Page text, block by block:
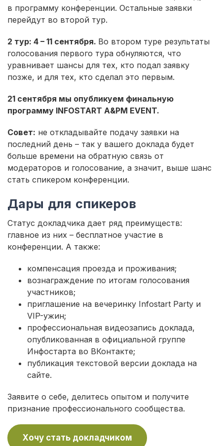
в программу конференции. Остальные заявки
перейдут во второй тур.
2 тур: 4 – 11 сентября. Во втором туре результаты
голосования первого тура обнуляются, что
уравнивает шансы для тех, кто подал заявку
позже, и для тех, кто сделал это первым.
21 сентября мы опубликуем финальную
программу INFOSTART A&PM EVENT.
Совет: не откладывайте подачу заявки на
последний день – так у вашего доклада будет
больше времени на обратную связь от
модераторов и голосование, а значит, выше шанс
стать спикером конференции.
Дары для спикеров
Статус докладчика дает ряд преимуществ:
главное из них – бесплатное участие в
конференции. А также:
компенсация проезда и проживания;
вознаграждение по итогам голосования
участников;
приглашение на вечеринку Infostart Party и
VIP-ужин;
профессиональная видеозапись доклада,
опубликованная в официальной группе
Инфостарта во ВКонтакте;
публикация текстовой версии доклада на
сайте.
Заявите о себе, делитесь опытом и получите
признание профессионального сообщества.
Хочу стать докладчиком